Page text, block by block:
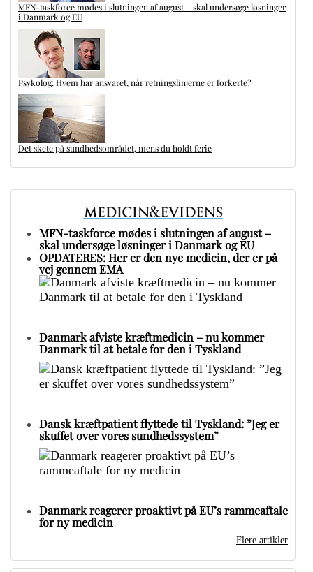
MFN-taskforce mødes i slutningen af august – skal undersøge løsninger
i Danmark og EU
Psykolog: Hvem har ansvaret, når retningslinjerne er forkerte?
Det skete på sundhedsområdet, mens du holdt ferie
MFN-taskforce mødes i slutningen af august –
skal undersøge løsninger i Danmark og EU
OPDATERES: Her er den nye medicin, der er på
vej gennem EMA
Danmark afviste kræftmedicin – nu kommer
Danmark til at betale for den i Tyskland
Dansk kræftpatient flyttede til Tyskland: ”Jeg er
skuffet over vores sundhedssystem”
Danmark reagerer proaktivt på EU’s rammeaftale
for ny medicin
Flere artikler